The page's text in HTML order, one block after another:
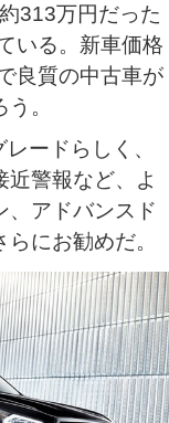
313万円だった
いる。新車価格
良質の中古車が
。
ードらしく、
近警報など、よ
、アドバンスド
にお勧めだ。